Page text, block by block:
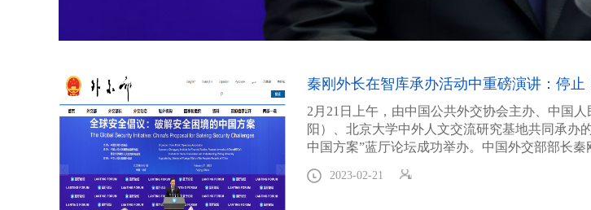
秦刚外长在智库承办活动中重磅演讲：停止
2月21日上午，由中国公共外交协会主办、中国
阳）、北京大学中外人文交流研究基地共同承办
中国方案”蓝厅论坛成功举办。中国外交部部长
2023-02-21